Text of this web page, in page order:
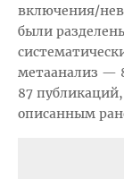
включения/
были
метаанализ —
87
описанным